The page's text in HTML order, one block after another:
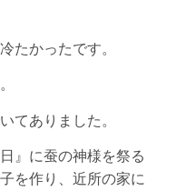
たかったです。
てありました。
』に蚕の神様を祭る
を作り、近所の家に